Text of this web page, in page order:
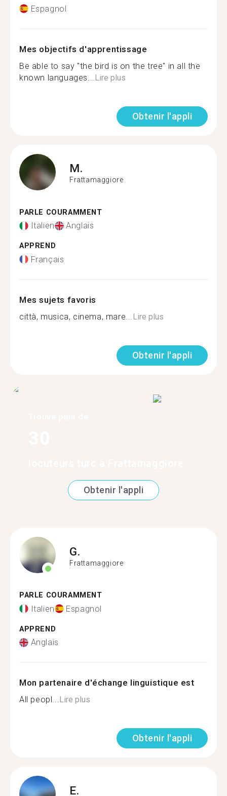
Espagnol
Mes objectifs d'apprentissage
Be able to say "the bird is on the tree" in all the
known languages... Lire plus
Obtenir l'appli
M.
Frattamaggiore
PARLE COURAMMENT
Italien Anglais
APPREND
Français
Mes sujets favoris
città, musica, cinema, mare... Lire plus
Obtenir l'appli
Obtenir l'appli
G.
Frattamaggiore
PARLE COURAMMENT
Italien Espagnol
APPREND
Anglais
Mon partenaire d'échange linguistique est
All peopl...Lire plus
Obtenir l'appli
E.